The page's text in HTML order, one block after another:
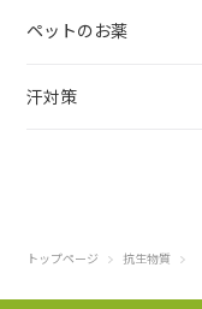
ペットのお薬
汗対策
トップページ 抗生物質